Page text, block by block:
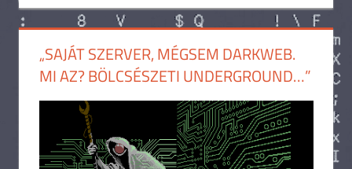
„SAJÁT SZERVER, MÉGSEM DARKWEB.
MI AZ? BÖLCSÉSZETI UNDERGROUND…”